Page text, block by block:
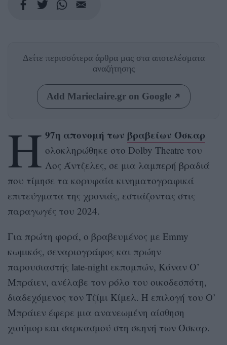
Δείτε περισσότερα άρθρα μας στα αποτελέσματα
αναζήτησης
Add Marieclaire.gr on Google
Η 97η απονομή των βραβείων Όσκαρ
ολοκληρώθηκε στο Dolby Theatre του
Λος Άντζελες, σε μια λαμπερή βραδιά
που τίμησε τα κορυφαία κινηματογραφικά
επιτεύγματα της χρονιάς, εστιάζοντας στις
παραγωγές του 2024.
Για πρώτη φορά, ο βραβευμένος με Emmy
κωμικός, σεναριογράφος και πρώην
παρουσιαστής late-night εκπομπών, Κόναν Ο’
Μπράιεν, ανέλαβε τον ρόλο του οικοδεσπότη,
διαδεχόμενος τον Τζίμι Κίμελ. Η επιλογή του Ο’
Μπράιεν έφερε μια ανανεωμένη αίσθηση
χιούμορ και σαρκασμού στη σκηνή των Όσκαρ.